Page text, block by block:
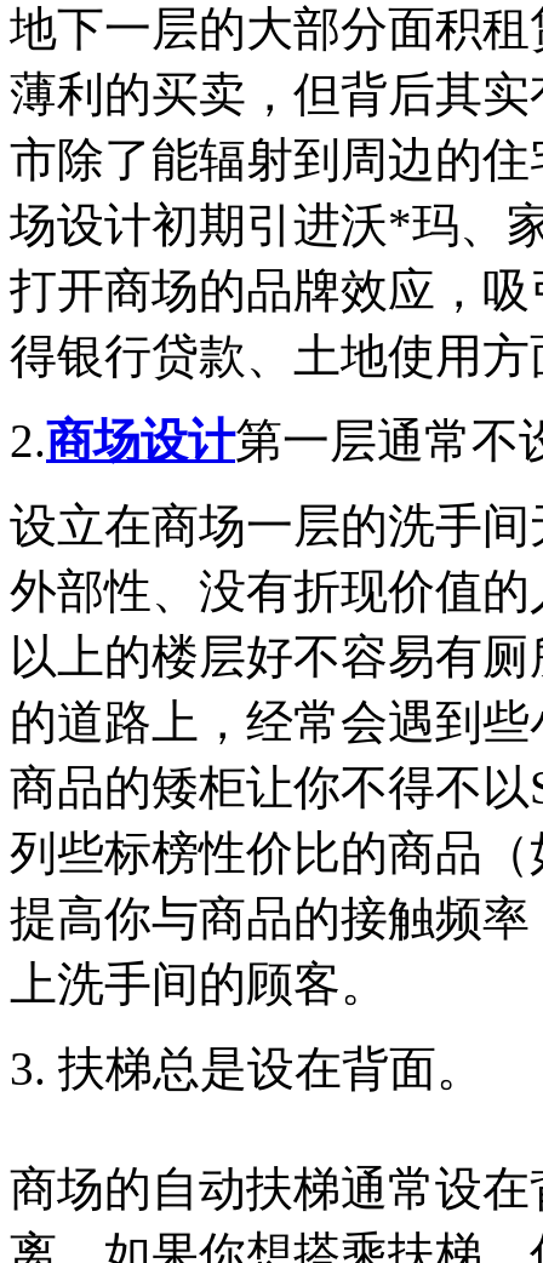
地下一层的大部分面积
薄利的买卖，但背后其
市除了能辐射到周边的
场设计初期引进沃*玛、
打开商场的品牌效应，
得银行贷款、土地使用
2.商场设计第一层通常不
设立在商场一层的洗手
外部性、没有折现价值
以上的楼层好不容易有
的道路上，经常会遇到
商品的矮柜让你不得不
列些标榜性价比的商品
提高你与商品的接触频
上洗手间的顾客。
3. 扶梯总是设在背面。
商场的自动扶梯通常设